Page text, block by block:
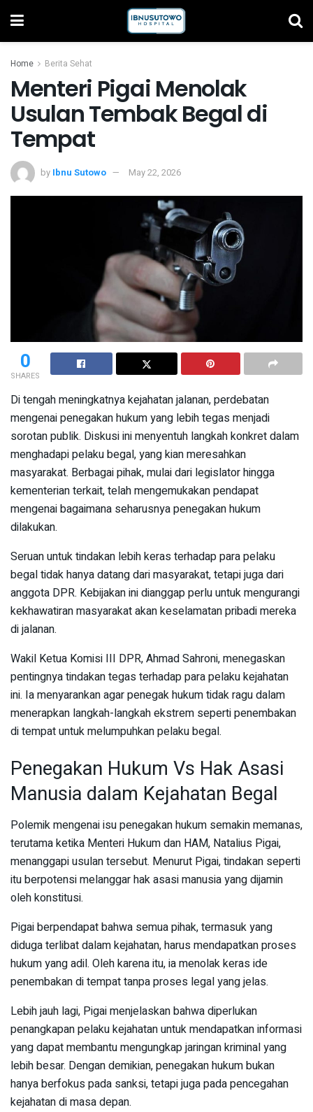
Home Berita Sehat
Menteri Pigai Menolak
Usulan Tembak Begal di
Tempat
by Ibnu Sutowo May 22, 2026
0
SHARES
Di tengah meningkatnya kejahatan jalanan, perdebatan
mengenai penegakan hukum yang lebih tegas menjadi
sorotan publik. Diskusi ini menyentuh langkah konkret dalam
menghadapi pelaku begal, yang kian meresahkan
masyarakat. Berbagai pihak, mulai dari legislator hingga
kementerian terkait, telah mengemukakan pendapat
mengenai bagaimana seharusnya penegakan hukum
dilakukan.
Seruan untuk tindakan lebih keras terhadap para pelaku
begal tidak hanya datang dari masyarakat, tetapi juga dari
anggota DPR. Kebijakan ini dianggap perlu untuk mengurangi
kekhawatiran masyarakat akan keselamatan pribadi mereka
di jalanan.
Wakil Ketua Komisi III DPR, Ahmad Sahroni, menegaskan
pentingnya tindakan tegas terhadap para pelaku kejahatan
ini. Ia menyarankan agar penegak hukum tidak ragu dalam
menerapkan langkah-langkah ekstrem seperti penembakan
di tempat untuk melumpuhkan pelaku begal.
Penegakan Hukum Vs Hak Asasi
Manusia dalam Kejahatan Begal
Polemik mengenai isu penegakan hukum semakin memanas,
terutama ketika Menteri Hukum dan HAM, Natalius Pigai,
menanggapi usulan tersebut. Menurut Pigai, tindakan seperti
itu berpotensi melanggar hak asasi manusia yang dijamin
oleh konstitusi.
Pigai berpendapat bahwa semua pihak, termasuk yang
diduga terlibat dalam kejahatan, harus mendapatkan proses
hukum yang adil. Oleh karena itu, ia menolak keras ide
penembakan di tempat tanpa proses legal yang jelas.
Lebih jauh lagi, Pigai menjelaskan bahwa diperlukan
penangkapan pelaku kejahatan untuk mendapatkan informasi
yang dapat membantu mengungkap jaringan kriminal yang
lebih besar. Dengan demikian, penegakan hukum bukan
hanya berfokus pada sanksi, tetapi juga pada pencegahan
kejahatan di masa depan.